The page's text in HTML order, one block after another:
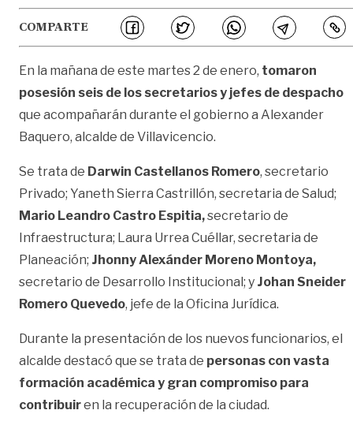
COMPARTE
En la mañana de este martes 2 de enero, tomaron
posesión seis de los secretarios y jefes de despacho
que acompañarán durante el gobierno a Alexander
Baquero, alcalde de Villavicencio.
Se trata de Darwin Castellanos Romero, secretario
Privado; Yaneth Sierra Castrillón, secretaria de Salud;
Mario Leandro Castro Espitia,secretario de
Infraestructura; Laura Urrea Cuéllar, secretaria de
Planeación; Jhonny Alexánder Moreno Montoya,
secretario de Desarrollo Institucional; y Johan Sneider
Romero Quevedo, jefe de la Oficina Jurídica.
Durante la presentación de los nuevos funcionarios, el
alcalde destacó que se trata de personas con vasta
formación académica y gran compromiso para
contribuiren la recuperación de la ciudad.